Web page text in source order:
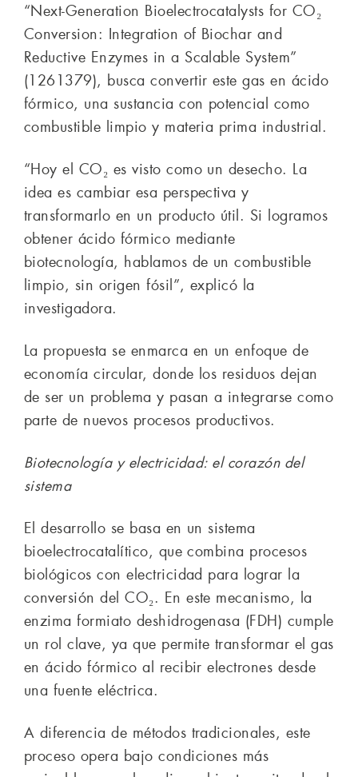
“Next-Generation Bioelectrocatalysts for CO₂
Conversion: Integration of Biochar and
Reductive Enzymes in a Scalable System”
(1261379), busca convertir este gas en ácido
fórmico, una sustancia con potencial como
combustible limpio y materia prima industrial.
“Hoy el CO₂ es visto como un desecho. La
idea es cambiar esa perspectiva y
transformarlo en un producto útil. Si logramos
obtener ácido fórmico mediante
biotecnología, hablamos de un combustible
limpio, sin origen fósil”, explicó la
investigadora.
La propuesta se enmarca en un enfoque de
economía circular, donde los residuos dejan
de ser un problema y pasan a integrarse como
parte de nuevos procesos productivos.
Biotecnología y electricidad: el corazón del
sistema
El desarrollo se basa en un sistema
bioelectrocatalítico, que combina procesos
biológicos con electricidad para lograr la
conversión del CO₂. En este mecanismo, la
enzima formiato deshidrogenasa (FDH) cumple
un rol clave, ya que permite transformar el gas
en ácido fórmico al recibir electrones desde
una fuente eléctrica.
A diferencia de métodos tradicionales, este
proceso opera bajo condiciones más